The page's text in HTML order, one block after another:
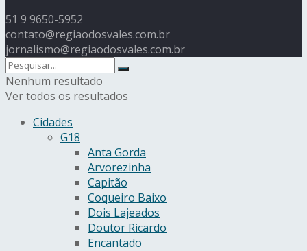
51 9 9650-5952
contato@regiaodosvales.com.br
jornalismo@regiaodosvales.com.br
Nenhum resultado
Ver todos os resultados
Cidades
G18
Anta Gorda
Arvorezinha
Capitão
Coqueiro Baixo
Dois Lajeados
Doutor Ricardo
Encantado